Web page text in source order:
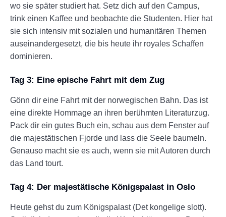
wo sie später studiert hat. Setz dich auf den Campus,
trink einen Kaffee und beobachte die Studenten. Hier hat
sie sich intensiv mit sozialen und humanitären Themen
auseinandergesetzt, die bis heute ihr royales Schaffen
dominieren.
Tag 3: Eine epische Fahrt mit dem Zug
Gönn dir eine Fahrt mit der norwegischen Bahn. Das ist
eine direkte Hommage an ihren berühmten Literaturzug.
Pack dir ein gutes Buch ein, schau aus dem Fenster auf
die majestätischen Fjorde und lass die Seele baumeln.
Genauso macht sie es auch, wenn sie mit Autoren durch
das Land tourt.
Tag 4: Der majestätische Königspalast in Oslo
Heute gehst du zum Königspalast (Det kongelige slott).